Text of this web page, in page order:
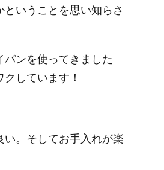
いうことを思い知らさ
ンを使ってきました
しています！
。そしてお手入れが楽